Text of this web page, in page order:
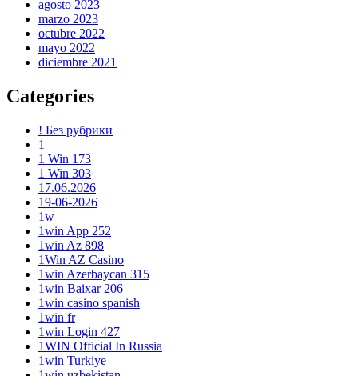
agosto 2023
marzo 2023
octubre 2022
mayo 2022
diciembre 2021
Categories
! Без рубрики
1
1 Win 173
1 Win 303
17.06.2026
19-06-2026
1w
1win App 252
1win Az 898
1Win AZ Casino
1win Azerbaycan 315
1win Baixar 206
1win casino spanish
1win fr
1win Login 427
1WIN Official In Russia
1win Turkiye